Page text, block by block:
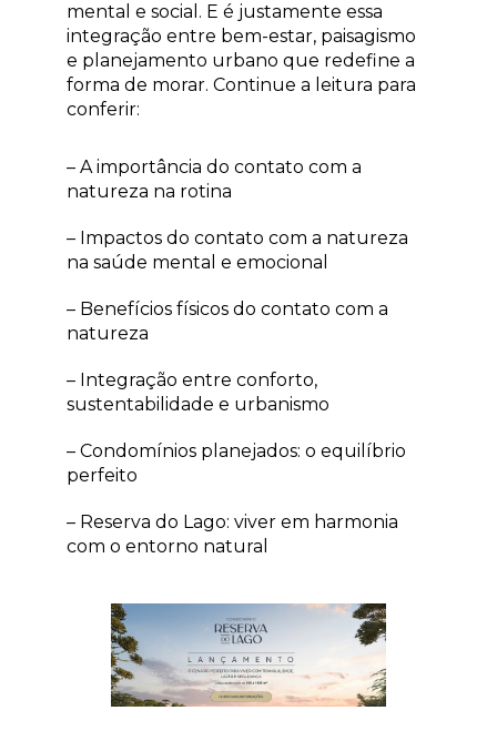
mental e social. E é justamente essa
integração entre bem-estar, paisagismo
e planejamento urbano que redefine a
forma de morar. Continue a leitura para
conferir:
– A importância do contato com a
natureza na rotina
– Impactos do contato com a natureza
na saúde mental e emocional
– Benefícios físicos do contato com a
natureza
– Integração entre conforto,
sustentabilidade e urbanismo
– Condomínios planejados: o equilíbrio
perfeito
– Reserva do Lago: viver em harmonia
com o entorno natural